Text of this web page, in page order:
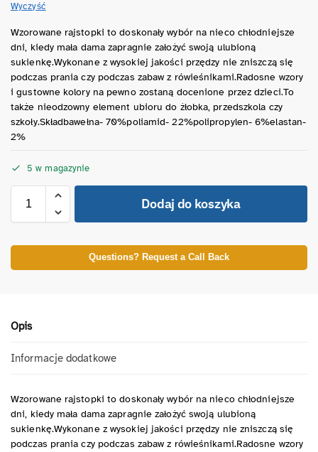
Wyczyść
Wzorowane rajstopki to doskonały wybór na nieco chłodniejsze
dni, kiedy mała dama zapragnie założyć swoją ulubioną
sukienkę.Wykonane z wysokiej jakości przędzy nie zniszczą się
podczas prania czy podczas zabaw z rówieśnikami.Radosne wzory
i gustowne kolory na pewno zostaną docenione przez dzieci.To
także nieodzowny element ubioru do żłobka, przedszkola czy
szkoły.Składbawełna- 70%poliamid- 22%polipropylen- 6%elastan-
2%
5 w magazynie
Dodaj do koszyka
Questions? Request a Call Back
Opis
Informacje dodatkowe
Wzorowane rajstopki to doskonały wybór na nieco chłodniejsze
dni, kiedy mała dama zapragnie założyć swoją ulubioną
sukienkę.Wykonane z wysokiej jakości przędzy nie zniszczą się
podczas prania czy podczas zabaw z rówieśnikami.Radosne wzory